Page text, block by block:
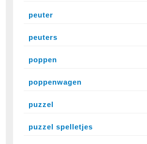
peuter
peuters
poppen
poppenwagen
puzzel
puzzel spelletjes